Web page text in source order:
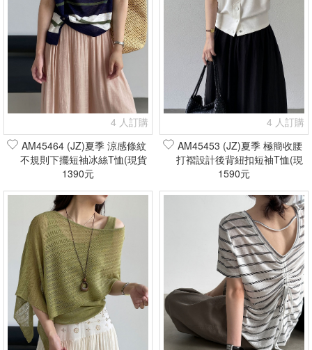
4 人訂購
AM45464 (JZ)夏季 涼感條紋
不規則下擺短袖冰絲T恤(現貨
+預購)
1390元
4 人訂購
AM45453 (JZ)夏季 極簡收腰
打褶設計後背紐扣短袖T恤(現
貨+預購)
1590元